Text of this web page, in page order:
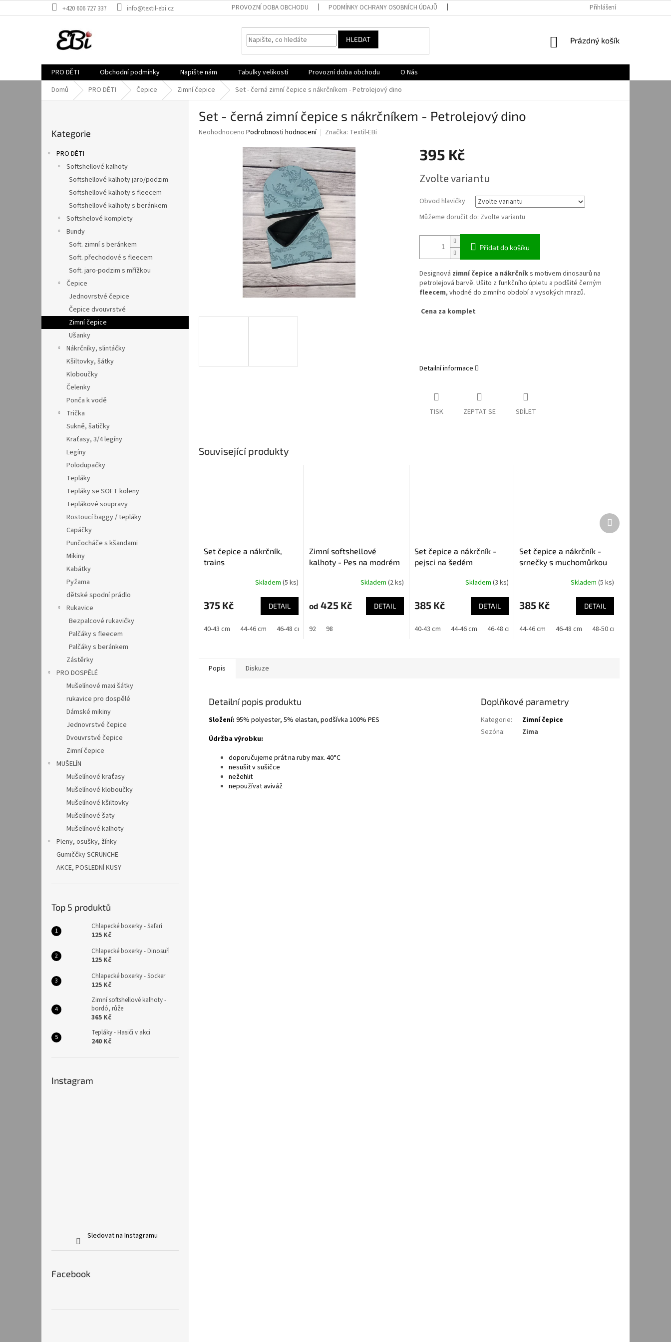
na
+420 606 727 337 info@textil-ebi.cz PROVOZNÍ DOBA OBCHODU PODMÍNKY OCHRANY OSOBNÍCH ÚDAJŮ Přihlášení
HLEDAT
NÁKUPNÍ
Prázdný košík
PRO DĚTI Obchodní podmínky Napište nám Tabulky velikostí Provozní doba obchodu
O Nás
Domů
PRO DĚTI Čepice Zimní čepice Set - černá zimní čepice s nákrčníkem - Petrolejový dino
kategorie
Kategorie
PRO DĚTI
Softshellové kalhoty
Softshellové kalhoty jaro/podzim
Softshellové kalhoty s fleecem
Softshellové kalhoty s beránkem
Softshelové komplety
Bundy
Soft. zimní s beránkem
Soft. přechodové s fleecem
Soft. jaro-podzim s mřížkou
Čepice
Jednovrstvé čepice
Čepice dvouvrstvé
Zimní čepice
Ušanky
Nákrčníky, slintáčky
Kšiltovky, šátky
Kloboučky
Čelenky
Ponča k vodě
Trička
Sukně, šatičky
Kraťasy, 3/4 legíny
Legíny
Polodupačky
Tepláky
Tepláky se SOFT koleny
Teplákové soupravy
Rostoucí baggy / tepláky
Capáčky
Punčocháče s kšandami
Mikiny
Kabátky
Pyžama
dětské spodní prádlo
Rukavice
Bezpalcové rukavičky
Palčáky s fleecem
Palčáky s beránkem
Zástěrky
PRO DOSPĚLÉ
Mušelínové maxi šátky
rukavice pro dospělé
Dámské mikiny
Jednovrstvé čepice
Dvouvrstvé čepice
Zimní čepice
MUŠELÍN
Mušelínové kraťasy
Mušelínové kloboučky
Mušelínové kšiltovky
Mušelínové šaty
Mušelínové kalhoty
Pleny, osušky, žínky
Gumiččky SCRUNCHE
AKCE, POSLEDNÍ KUSY
Top 5 produktů
Chlapecké boxerky - Safari
125 Kč
Chlapecké boxerky - Dinosuři
125 Kč
Chlapecké boxerky - Socker
125 Kč
Zimní softshellové kalhoty -
bordó, růže
365 Kč
Tepláky - Hasiči v akci
240 Kč
Instagram
Sledovat na Instagramu
Facebook
Set - černá zimní čepice s nákrčníkem - Petrolejový dino
Průměrné
Neohodnoceno Podrobnosti hodnocení Značka: Textil-EBi
395 Kč
cena:
Zvolte variantu
Obvod hlavičky
Můžeme doručit do: Zvolte variantu
Přidat do košíku
Designová zimní čepice a nákrčníks motivem dinosaurů na
petrolejová barvě. Ušito z funkčního úpletu a podšité černým
fleecem, vhodné do zimního období a vysokých mrazů.
Cena za komplet
Detailní informace
TISK ZEPTAT SE SDÍLET
Související produkty
Set čepice a nákrčník,
trains
Skladem (5 ks)
375 Kč DETAIL
40-43 cm 44-46 cm 46-48 cm 48-50 cm
Zimní softshellové
kalhoty - Pes na modrém
Skladem (2 ks)
od 425 Kč DETAIL
92 98
Set čepice a nákrčník -
pejsci na šedém
Skladem(3 ks)
385 Kč DETAIL
40-43 cm 44-46 cm 46-48 cm 48-50 cm
Set čepice a nákrčník -
srnečky s muchomůrkou
Skladem (5 ks)
385 Kč DETAIL
44-46 cm 46-48 cm 48-50 cm
Další
produkt
Popis Diskuze
Detailní popis produktu
Složení: 95% polyester, 5% elastan, podšívka 100% PES
Údržba výrobku:
doporučujeme prát na ruby max. 40°C
nesušit v sušičce
nežehlit
nepoužívat aviváž
Doplňkové parametry
Kategorie:
Zimní čepice
Sezóna: Zima